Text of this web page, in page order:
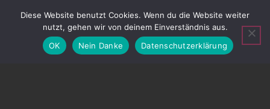
Diese Website benutzt Cookies. Wenn du die Website weiter
nutzt, gehen wir von deinem Einverständnis aus.
OK
Nein Danke Datenschutzerklärung